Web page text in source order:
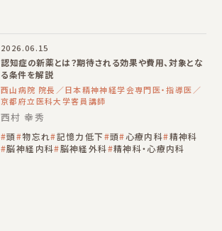
2026.06.15
認知症の新薬とは？期待される効果や費用、対象とな
る条件を解説
西山病院 院長／日本精神神経学会専門医・指導医／
京都府立医科大学客員講師
西村 幸秀
頭 物忘れ 記憶力低下 頭 心療内科 精神科
脳神経内科 脳神経外科 精神科・心療内科